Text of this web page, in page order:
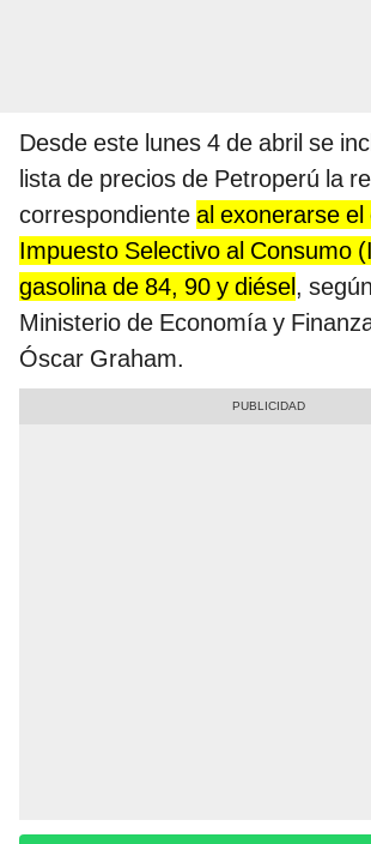
Desde este lunes 4 de abril se
lista de precios de Petroperú la
correspondiente al exonerarse el
Impuesto Selectivo al Consumo
gasolina de 84, 90 y diésel,
Ministerio de Economía y
Óscar Graham.